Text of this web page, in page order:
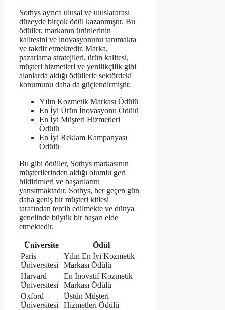
Sothys ayrıca ulusal ve uluslararası
düzeyde birçok ödül kazanmıştır. Bu
ödüller, markanın ürünlerinin
kalitesini ve inovasyonunu tanımakta
ve takdir etmektedir. Marka,
pazarlama stratejileri, ürün kalitesi,
müşteri hizmetleri ve yenilikçilik gibi
alanlarda aldığı ödüllerle sektördeki
konumunu daha da güçlendirmiştir.
Yılın Kozmetik Markası Ödülü
En İyi Ürün İnovasyonu Ödülü
En İyi Müşteri Hizmetleri
Ödülü
En İyi Reklam Kampanyası
Ödülü
Bu gibi ödüller, Sothys markasının
müşterilerinden aldığı olumlu geri
bildirimleri ve başarılarını
yansıtmaktadır. Sothys, her geçen gün
daha geniş bir müşteri kitlesi
tarafından tercih edilmekte ve dünya
genelinde büyük bir başarı elde
etmektedir.
Üniversite
Ödül
Paris
Üniversitesi
Yılın En İyi Kozmetik
Markası Ödülü
Harvard
Üniversitesi
En İnovatif Kozmetik
Markası Ödülü
Oxford
Üniversitesi
Üstün Müşteri
Hizmetleri Ödülü